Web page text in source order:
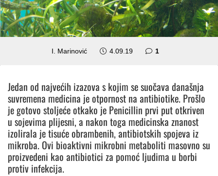
I. Marinović 4.09.19 1
Jedan od najvećih izazova s kojim se suočava današnja
suvremena medicina je otpornost na antibiotike. Prošlo
je gotovo stoljeće otkako je Penicillin prvi put otkriven
u sojevima plijesni, a nakon toga medicinska znanost
izolirala je tisuće obrambenih, antibiotskih spojeva iz
mikroba. Ovi bioaktivni mikrobni metaboliti masovno su
proizvedeni kao antibiotici za pomoć ljudima u borbi
protiv infekcija.